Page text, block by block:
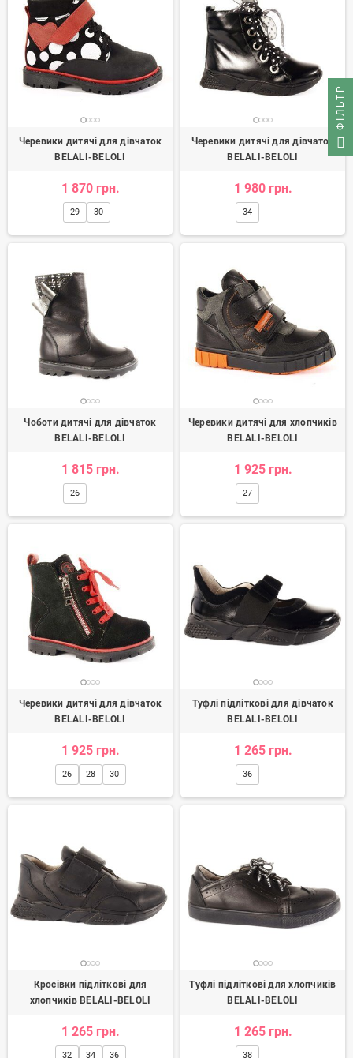
Черевики дитячі для дівчаток
BELALI-BELOLI
1 870 грн.
29 30
Черевики дитячі для дівчаток
BELALI-BELOLI
1 980 грн.
34
Чоботи дитячі для дівчаток
BELALI-BELOLI
1 815 грн.
26
Черевики дитячі для хлопчиків
BELALI-BELOLI
1 925 грн.
27
Черевики дитячі для дівчаток
BELALI-BELOLI
1 925 грн.
26 28 30
Туфлі підліткові для дівчаток
BELALI-BELOLI
1 265 грн.
36
Кросівки підліткові для
хлопчиків BELALI-BELOLI
1 265 грн.
32 34 36
Туфлі підліткові для хлопчиків
BELALI-BELOLI
1 265 грн.
38
ФІЛЬТР